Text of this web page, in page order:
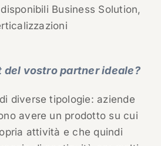
Business Solution,
del vostro partner ideale?
diverse tipologie: aziende
avere un prodotto su cui
attività e che quindi